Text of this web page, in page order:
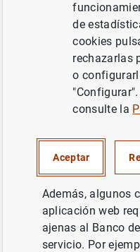
de
cookies
rechazarlas
o
consulte la
Aceptar
Además, algunos
aplicación web
ajenas al Banco
servicio. Por